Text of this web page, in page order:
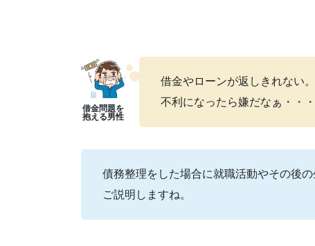
借金やローンが返しきれない
不利になったら嫌だなぁ・・・
債務整理をした場合に就職活動やその後
ご説明しますね。